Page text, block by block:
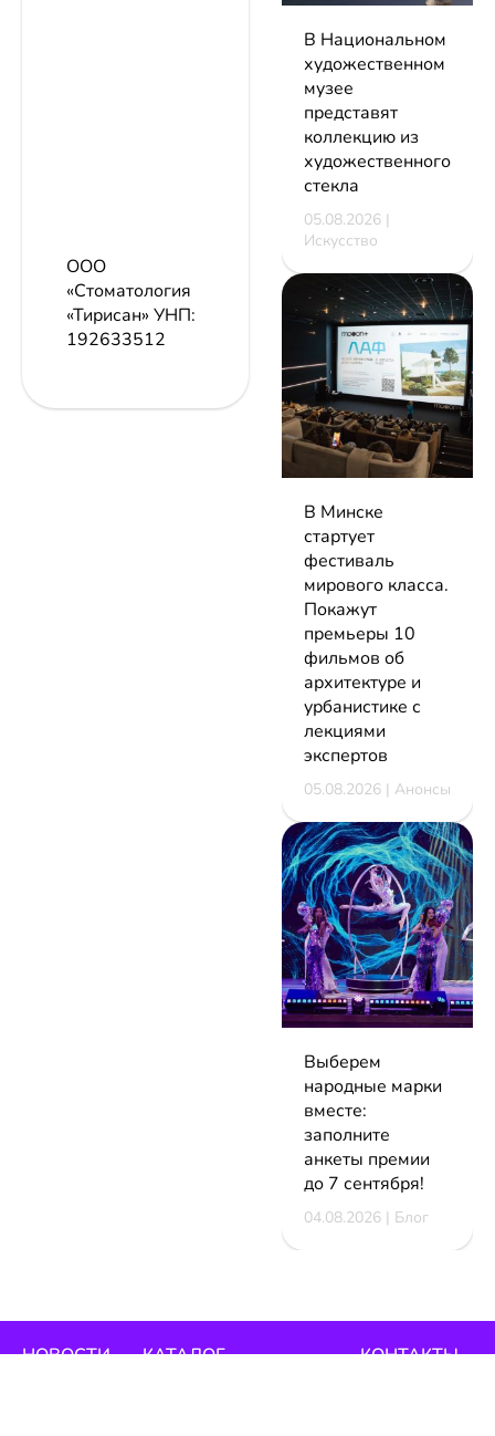
ООО
«Стоматология
«Тирисан» УНП:
192633512
В Национальном
художественном
музее
представят
коллекцию из
художественного
стекла
05.08.2026 |
Искусство
В Минске
стартует
фестиваль
мирового класса.
Покажут
премьеры 10
фильмов об
архитектуре и
урбанистике с
лекциями
экспертов
05.08.2026 | Анонсы
Выберем
народные марки
вместе:
заполните
анкеты премии
до 7 сентября!
04.08.2026 | Блог
НОВОСТИ
КАТАЛОГ
КОНТАКТЫ